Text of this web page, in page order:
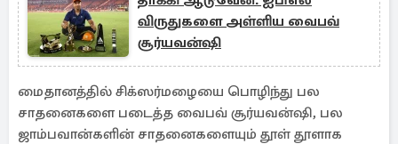
விருதுகளை அள்ளிய வைபவ்
சூர்யவன்ஷி
மைதானத்தில் சிக்ஸர்மழையை பொழிந்து பல
சாதனைகளை படைத்த வைபவ் சூர்யவன்ஷி, பல
ஜாம்பவான்களின் சாதனைகளையும் தூள் தூளாக